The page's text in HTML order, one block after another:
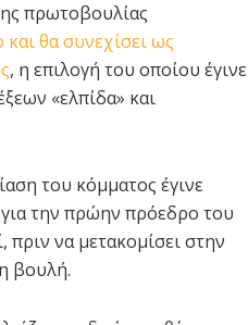
πρωτοβουλίας
και θα συνεχίσει ως
, η επιλογή του οποίου έγινε
«ελπίδα» και
του κόμματος έγινε
για την πρώην πρόεδρο του
να μετακομίσει στην
βουλή.